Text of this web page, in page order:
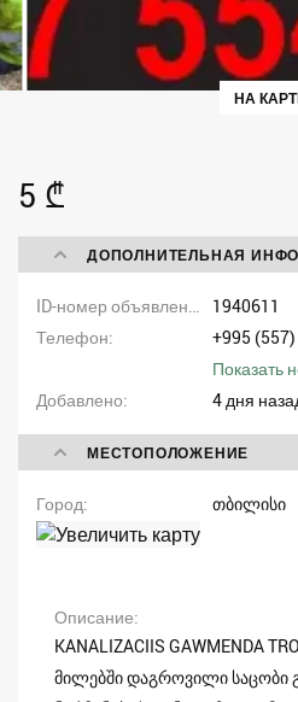
НА
5 ₾
ДОПОЛНИТЕЛЬНАЯ
1940611
Телефон
+995
Показать
Добавлено
4 дня
МЕСТОПОЛОЖЕНИЕ
Город თბილისი
Описание
KANALIZACIIS GAWMENDA
მილებში დაგროვილი საცობი